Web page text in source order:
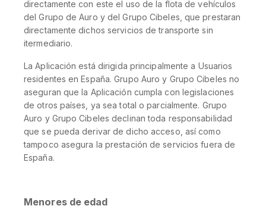
directamente con este el uso de la flota de vehículos
del Grupo de Auro y del Grupo Cibeles, que prestaran
directamente dichos servicios de transporte sin
itermediario.
La Aplicación está dirigida principalmente a Usuarios
residentes en España. Grupo Auro y Grupo Cibeles no
aseguran que la Aplicación cumpla con legislaciones
de otros países, ya sea total o parcialmente. Grupo
Auro y Grupo Cibeles declinan toda responsabilidad
que se pueda derivar de dicho acceso, así como
tampoco asegura la prestación de servicios fuera de
España.
Menores de edad